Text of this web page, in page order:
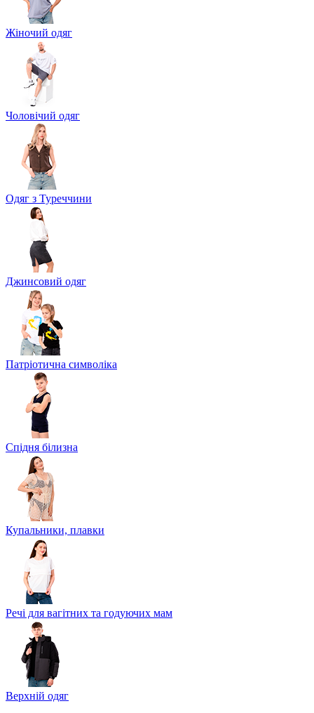
Жіночий одяг
Чоловічий одяг
Одяг з Туреччини
Джинсовий одяг
Патріотична символіка
Спідня білизна
Купальники, плавки
Речі для вагітних та годуючих мам
Верхній одяг